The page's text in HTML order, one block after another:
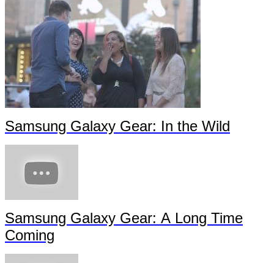
Samsung Galaxy Gear: In the Wild
Samsung Galaxy Gear: A Long Time
Coming